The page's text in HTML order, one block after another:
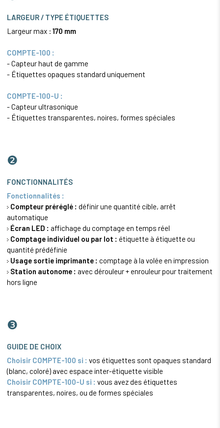
LARGEUR / TYPE ÉTIQUETTES
Largeur max : 170 mm
COMPTE-100 :
- Capteur haut de gamme
- Étiquettes opaques standard uniquement
COMPTE-100-U :
- Capteur ultrasonique
- Étiquettes transparentes, noires, formes spéciales
❷
FONCTIONNALITÉS
Fonctionnalités :
Compteur préréglé : définir une quantité cible, arrêt
automatique
Écran LED : affichage du comptage en temps réel
Comptage individuel ou par lot : étiquette à étiquette ou
quantité prédéfinie
Usage sortie imprimante : comptage à la volée en impression
Station autonome : avec dérouleur + enrouleur pour traitement
hors ligne
❸
GUIDE DE CHOIX
Choisir COMPTE-100 si : vos étiquettes sont opaques standard
(blanc, coloré) avec espace inter-étiquette visible
Choisir COMPTE-100-U si : vous avez des étiquettes
transparentes, noires, ou de formes spéciales